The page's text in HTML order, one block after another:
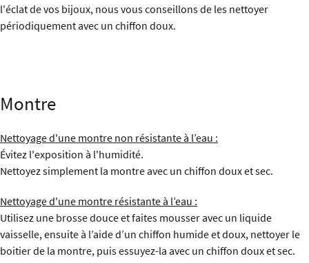
l'éclat de vos bijoux, nous vous conseillons de les nettoyer
périodiquement avec un chiffon doux.
Montre
Nettoyage d'une montre non résistante à l’eau :
Évitez l'exposition à l'humidité.
Nettoyez simplement la montre avec un chiffon doux et sec.
Nettoyage d'une montre résistante à l’eau :
Utilisez une brosse douce et faites mousser avec un liquide
vaisselle, ensuite à l’aide d’un chiffon humide et doux, nettoyer le
boitier de la montre, puis essuyez-la avec un chiffon doux et sec.